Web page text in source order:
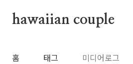
hawaiian couple
홈 태그 미디어로그